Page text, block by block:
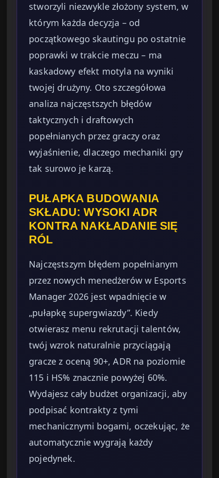
stworzyli niezwykle złożony system, w
którym każda decyzja – od
początkowego skautingu po ostatnie
poprawki w trakcie meczu – ma
kaskadowy efekt motyla na wyniki
twojej drużyny. Oto szczegółowa
analiza najczęstszych błędów
taktycznych i draftowych
popełnianych przez graczy oraz
wyjaśnienie, dlaczego mechaniki gry
tak surowo je karzą.
PUŁAPKA BUDOWANIA
SKŁADU: WYSOKI ADR
KONTRA NAKŁADANIE SIĘ
RÓL
Najczęstszym błędem popełnianym
przez nowych menedżerów w Esports
Manager 2026 jest wpadnięcie w
„pułapkę supergwiazdy”. Kiedy
otwierasz menu rekrutacji talentów,
twój wzrok naturalnie przyciągają
gracze z oceną 90+, ADR na poziomie
115 i HS% znacznie powyżej 60%.
Wydajesz cały budżet organizacji, aby
podpisać kontrakty z tymi
mechanicznymi bogami, oczekując, że
automatycznie wygrają każdy
pojedynek.